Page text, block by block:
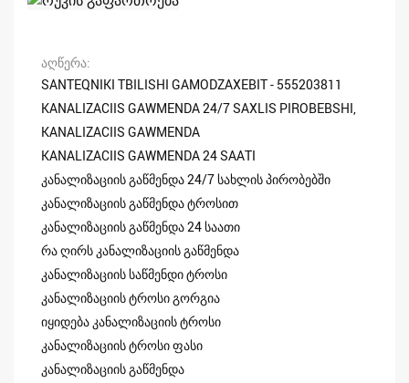
აღწერა
SANTEQNIKI TBILISHI GAMODZAXEBIT - 555203811
KANALIZACIIS GAWMENDA 24/7 SAXLIS PIROBEBSHI,
KANALIZACIIS GAWMENDA
KANALIZACIIS GAWMENDA 24 SAATI
კანალიზაციის გაწმენდა 24/7 სახლის პირობებში
კანალიზაციის გაწმენდა ტროსით
კანალიზაციის გაწმენდა 24 საათი
რა ღირს კანალიზაციის გაწმენდა
კანალიზაციის საწმენდი ტროსი
კანალიზაციის ტროსი გორგია
იყიდება კანალიზაციის ტროსი
კანალიზაციის ტროსი ფასი
კანალიზაციის გაწმენდა